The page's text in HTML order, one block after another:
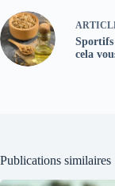
cela
Publications similaires